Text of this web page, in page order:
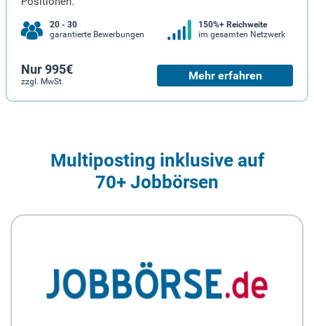
20 - 30
garantierte Bewerbungen
150%+ Reichweite
im gesamten Netzwerk
Nur 995€
zzgl. MwSt. Mehr erfahren
Multiposting inklusive auf
70+ Jobbörsen